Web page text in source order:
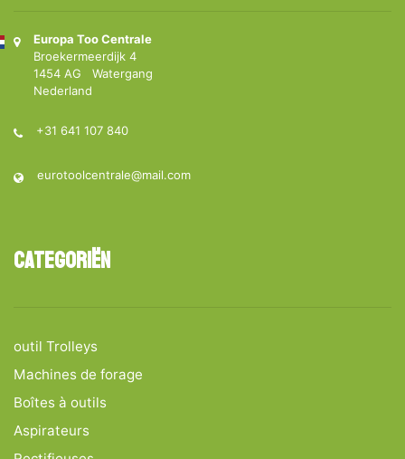
Europa Too Centrale
Broekermeerdijk 4
1454 AG Watergang
Nederland
+31 641 107 840
eurotoolcentrale@mail.com
Categoriën
outil Trolleys
Machines de forage
Boîtes à outils
Aspirateurs